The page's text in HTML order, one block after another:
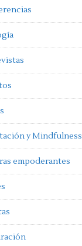
y Mindfulness
empoderantes